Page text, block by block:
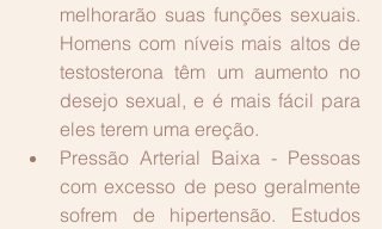
melhorarão suas funções sexuais.
Homens com níveis mais altos de
testosterona têm um aumento no
desejo sexual, e é mais fácil para
eles terem uma ereção.
Pressão Arterial Baixa - Pessoas
com excesso de peso geralmente
sofrem de hipertensão. Estudos